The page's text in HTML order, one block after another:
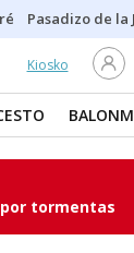
Pasadizo de la
Kiosko
tormentas